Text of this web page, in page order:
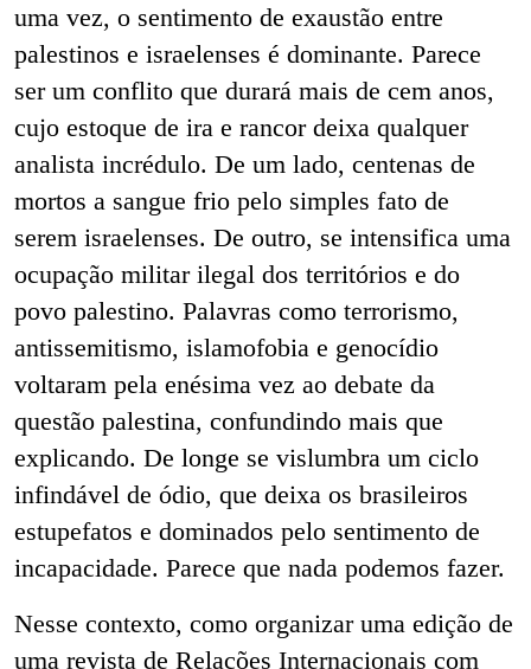
uma vez, o sentimento de exaustão entre
palestinos e israelenses é dominante. Parece
ser um conflito que durará mais de cem anos,
cujo estoque de ira e rancor deixa qualquer
analista incrédulo. De um lado, centenas de
mortos a sangue frio pelo simples fato de
serem israelenses. De outro, se intensifica uma
ocupação militar ilegal dos territórios e do
povo palestino. Palavras como terrorismo,
antissemitismo, islamofobia e genocídio
voltaram pela enésima vez ao debate da
questão palestina, confundindo mais que
explicando. De longe se vislumbra um ciclo
infindável de ódio, que deixa os brasileiros
estupefatos e dominados pelo sentimento de
incapacidade. Parece que nada podemos fazer.
Nesse contexto, como organizar uma edição de
uma revista de Relações Internacionais com